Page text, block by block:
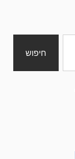
חיפוש